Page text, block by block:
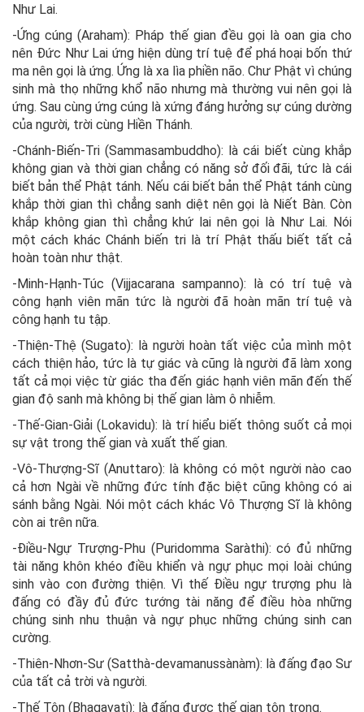
Như Lai.
-Ứng cúng (Araham): Pháp thế gian đều gọi là oan gia cho
nên Đức Như Lai ứng hiện dùng trí tuệ để phá hoại bốn thứ
ma nên gọi là ứng. Ứng là xa lìa phiền não. Chư Phật vì chúng
sinh mà thọ những khổ não nhưng mà thường vui nên gọi là
ứng. Sau cùng ứng cúng là xứng đáng hưởng sự cúng dường
của người, trời cùng Hiền Thánh.
-Chánh-Biến-Tri (Sammasambuddho): là cái biết cùng khắp
không gian và thời gian chẳng có năng sở đối đãi, tức là cái
biết bản thể Phật tánh. Nếu cái biết bản thể Phật tánh cùng
khắp thời gian thì chẳng sanh diệt nên gọi là Niết Bàn. Còn
khắp không gian thì chẳng khứ lai nên gọi là Như Lai. Nói
một cách khác Chánh biến tri là trí Phật thấu biết tất cả
hoàn toàn như thật.
-Minh-Hạnh-Túc (Vijjacarana sampanno): là có trí tuệ và
công hạnh viên mãn tức là người đã hoàn mãn trí tuệ và
công hạnh tu tập.
-Thiện-Thệ (Sugato): là người hoàn tất việc của mình một
cách thiện hảo, tức là tự giác và cũng là người đã làm xong
tất cả mọi việc từ giác tha đến giác hạnh viên mãn đến thế
gian độ sanh mà không bị thế gian làm ô nhiễm.
-Thế-Gian-Giải (Lokavidu): là trí hiểu biết thông suốt cả mọi
sự vật trong thế gian và xuất thế gian.
-Vô-Thượng-Sĩ (Anuttaro): là không có một người nào cao
cả hơn Ngài về những đức tính đặc biệt cũng không có ai
sánh bằng Ngài. Nói một cách khác Vô Thượng Sĩ là không
còn ai trên nữa.
-Điều-Ngự Trượng-Phu (Puridomma Saràthi): có đủ những
tài năng khôn khéo điều khiển và ngự phục mọi loài chúng
sinh vào con đường thiện. Vì thế Điều ngự trượng phu là
đấng có đầy đủ đức tướng tài năng để điều hòa những
chúng sinh nhu thuận và ngự phục những chúng sinh can
cường.
-Thiên-Nhơn-Sư (Satthà-devamanussànàm): là đấng đạo Sư
của tất cả trời và người.
-Thế Tôn (Bhagavati): là đấng được thế gian tôn trọng.